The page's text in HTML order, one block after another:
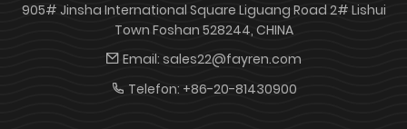
905# Jinsha International Square Liguang Road 2# Lishui
Town Foshan 528244, CHINA
Email: sales22@fayren.com
Telefon: +86-20-81430900